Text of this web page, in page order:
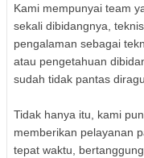
Kami mempunyai team
sekali dibidangnya,
pengalaman sebagai
atau pengetahuan
sudah tidak pantas
Tidak hanya itu, kami
memberikan pelayanan
tepat waktu,